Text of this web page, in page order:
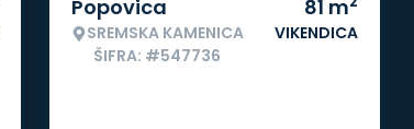
Popovica
SREMSKA KAMENICA
ŠIFRA: #547736
81 m
VIKENDICA